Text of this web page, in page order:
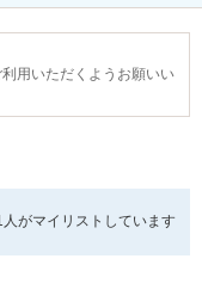
用いただくようお願いい
人がマイリストしています